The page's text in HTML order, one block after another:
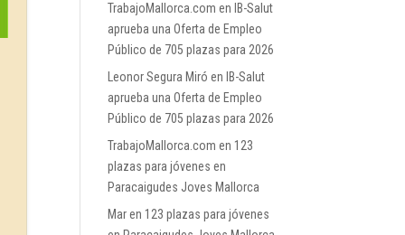
TrabajoMallorca.com en IB-Salut
aprueba una Oferta de Empleo
Público de 705 plazas para 2026
Leonor Segura Miró en IB-Salut
aprueba una Oferta de Empleo
Público de 705 plazas para 2026
TrabajoMallorca.com en 123
plazas para jóvenes en
Paracaigudes Joves Mallorca
Maren 123 plazas para jóvenes